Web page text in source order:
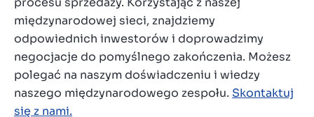
międzynarodowej sieci, znajdziemy
odpowiednich inwestorów i doprowadzimy
negocjacje do pomyślnego zakończenia. Możesz
polegać na naszym doświadczeniu i wiedzy
naszego międzynarodowego zespołu. Skontaktuj
się z nami.